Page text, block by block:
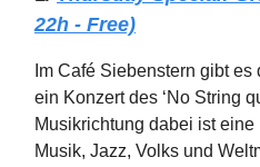
22h - Free)
Im Café Siebenstern gibt
ein Konzert des ‘No String
Musikrichtung dabei ist
Musik, Jazz, Volks und